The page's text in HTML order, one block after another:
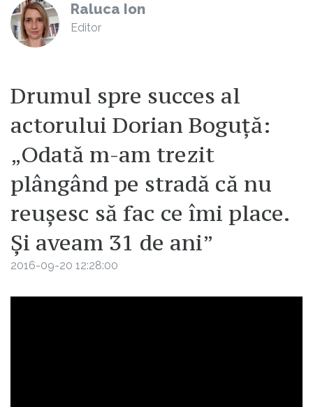
Raluca Ion
Editor
Drumul spre succes al
actorului Dorian Boguță:
„Odată m-am trezit
plângând pe stradă că nu
reușesc să fac ce îmi place.
Și aveam 31 de ani”
2016-09-20 12:28:00